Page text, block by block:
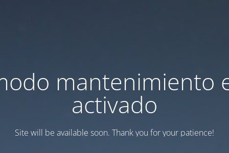
mantenimiento
activado
Site will be available soon. Thank you for your patience!